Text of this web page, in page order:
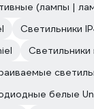
(лампы |
Светильники
Светильники
белые